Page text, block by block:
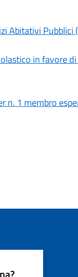
Abitativi Pubblici
in favore
n. 1 membro